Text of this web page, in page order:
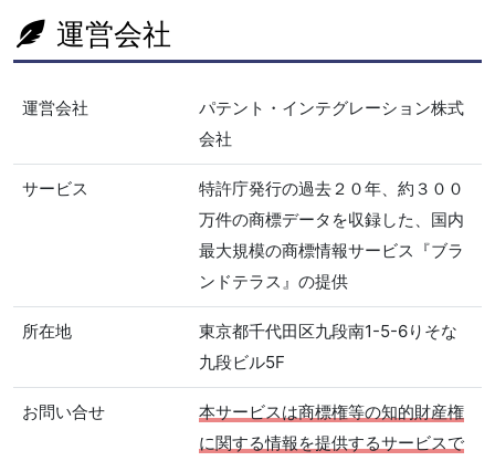
運営会社
運営会社
パテント・インテグレーション株式
会社
サービス
特許庁発行の過去２０年、約３００
万件の商標データを収録した、国内
最大規模の商標情報サービス『ブラ
ンドテラス』の提供
所在地
東京都千代田区九段南1-5-6りそな
九段ビル5F
お問い合せ
本サービスは商標権等の知的財産権
に関する情報を提供するサービスで